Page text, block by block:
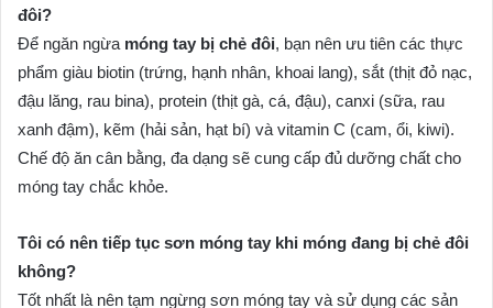
đôi?
Để ngăn ngừa móng tay bị chẻ đôi, bạn nên ưu tiên các thực
phẩm giàu biotin (trứng, hạnh nhân, khoai lang), sắt (thịt đỏ nạc,
đậu lăng, rau bina), protein (thịt gà, cá, đậu), canxi (sữa, rau
xanh đậm), kẽm (hải sản, hạt bí) và vitamin C (cam, ổi, kiwi).
Chế độ ăn cân bằng, đa dạng sẽ cung cấp đủ dưỡng chất cho
móng tay chắc khỏe.
Tôi có nên tiếp tục sơn móng tay khi móng đang bị chẻ đôi
không?
Tốt nhất là nên tạm ngừng sơn móng tay và sử dụng các sản